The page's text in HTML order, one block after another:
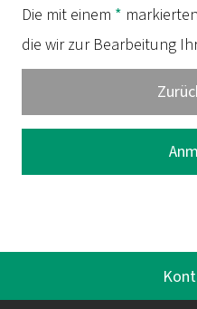
Die mit einem *
die wir zur Bearbeitung